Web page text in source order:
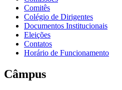
Comitês
Colégio de Dirigentes
Documentos Institucionais
Eleições
Contatos
Horário de Funcionamento
Câmpus